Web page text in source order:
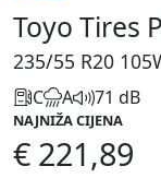
Toyo Tires
235/55 R20
C A 71 dB
NAJNIŽA CIJENA
€ 221,89